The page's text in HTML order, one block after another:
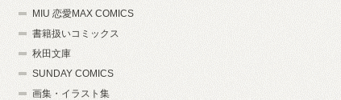
MIU 恋愛MAX COMICS
書籍扱いコミックス
秋田文庫
SUNDAY COMICS
画集・イラスト集